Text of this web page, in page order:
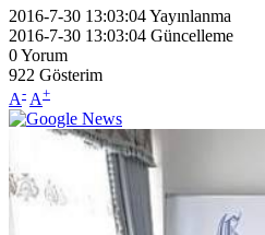
2016-7-30 13:03:04Yayınlanma
2016-7-30 13:03:04 Güncelleme
0Yorum
922 Gösterim
A- A+